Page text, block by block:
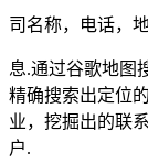
司名称，电话，
息.通过谷歌地图
精确搜索出定位
业，挖掘出的联
户.